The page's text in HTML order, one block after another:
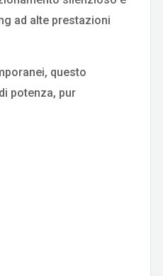
ad alte prestazioni
questo
potenza, pur